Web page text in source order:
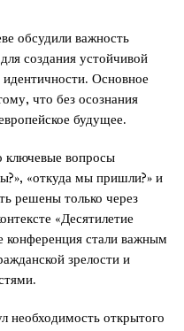
обсудили важность
создания устойчивой
Основное
что без осознания
будущее.
ключевые вопросы
«откуда мы пришли?» и
решены только через
«Десятилетие
стали важным
зрелости и
необходимость открытого